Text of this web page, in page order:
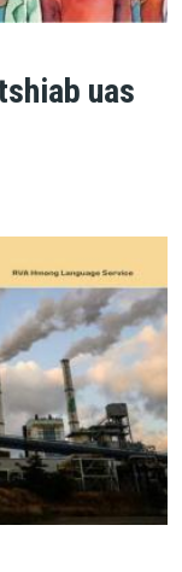
uas